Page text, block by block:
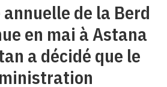
de la Berd
en mai à Astana
a décidé que le